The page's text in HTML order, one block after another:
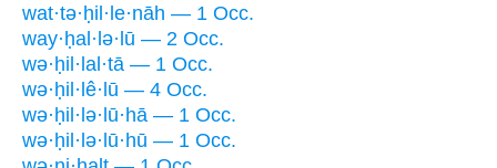
wat·tə·ḥil·le·nāh — 1 Occ.
way·ḥal·lə·lū — 2 Occ.
wə·ḥil·lal·tā — 1 Occ.
wə·ḥil·lê·lū — 4 Occ.
wə·ḥil·lə·lū·hā — 1 Occ.
wə·ḥil·lə·lū·hū — 1 Occ.